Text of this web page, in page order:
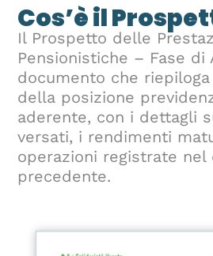
Cos’è il
Il Prospetto delle
Pensionistiche – Fase di
documento che riepiloga
della posizione
aderente, con i dettagli
versati, i rendimenti
operazioni registrate nel
precedente.